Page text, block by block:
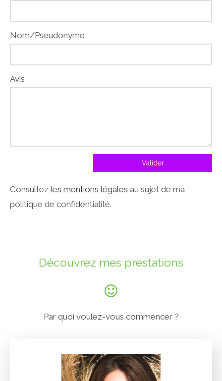
Nom/Pseudonyme
Avis
Valider
Consultez les mentions légales au sujet de ma
politique de confidentialité.
Découvrez mes prestations
Par quoi voulez-vous commencer ?